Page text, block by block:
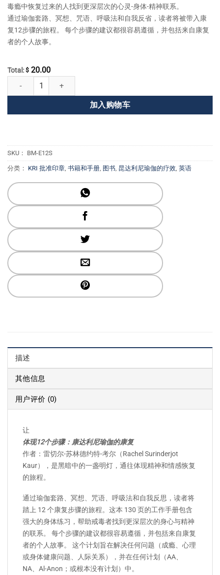
毒瘾中恢复过来的人找到更深层次的心灵-身体-精神联系。
通过瑜伽套路、冥想、咒语、呼吸法和自我反省，读者将被带入康
复12步骤的旅程。 每个步骤的建议都很容易遵循，并包括来自康复
者的个人故事。
Total: $ 20.00
体现12个步骤：昆达利尼瑜伽的康复 数量
加入购物车
SKU： BM-E12S
分类： KRI 批准印章 书籍和手册 图书 昆达利尼瑜伽的疗效 英语
描述
其他信息
用户评价 (0)
让
体现12个步骤：康达利尼瑜伽的康复
作者：雷切尔-苏林德约特-考尔（Rachel Surinderjot
Kaur），是黑暗中的一盏明灯，通往体现精神和情感恢复
的旅程。
通过瑜伽套路、冥想、咒语、呼吸法和自我反思，读者将
踏上 12 个康复步骤的旅程。这本 130 页的工作手册包含
强大的身体练习，帮助戒毒者找到更深层次的身心与精神
的联系。 每个步骤的建议都很容易遵循，并包括来自康复
者的个人故事。 这个计划旨在解决任何问题（成瘾、心理
或身体健康问题、人际关系），并在任何计划（AA、
NA、Al-Anon；或根本没有计划）中。